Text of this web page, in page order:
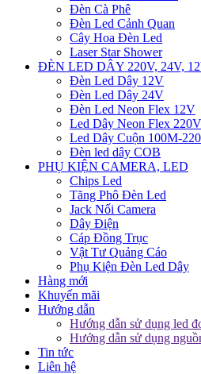
Đèn Cà Phê
Đèn Led Cảnh Quan
Cây Hoa Đèn Led
Laser Star Shower
ĐÈN LED DÂY 220V, 24V,
Đèn Led Dây 12V
Đèn Led Dây 24V
Đèn Led Neon Flex 12V
Led Dây Neon Flex 220V
Led Dây Cuộn 100M-
Đèn led dây COB
PHỤ KIỆN CAMERA, LED
Chips Led
Tăng Phô Đèn Led
Jack Nối Camera
Dây Điện
Cáp Đồng Trục
Vật Tư Quảng Cáo
Phụ Kiện Đèn Led Dây
Hàng mới
Khuyến mãi
Hướng dẫn
Hướng dẫn sử dụng led
Hướng dẫn sử dụng
Tin tức
Liên hệ